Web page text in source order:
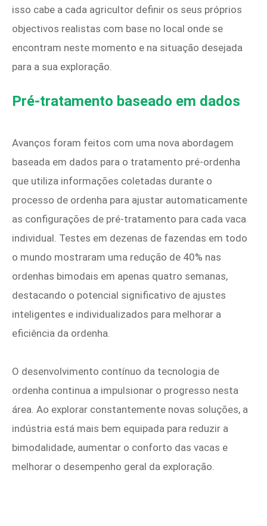
isso cabe a cada agricultor definir os seus próprios
objectivos realistas com base no local onde se
encontram neste momento e na situação desejada
para a sua exploração.
Pré-tratamento baseado em dados
Avanços foram feitos com uma nova abordagem
baseada em dados para o tratamento pré-ordenha
que utiliza informações coletadas durante o
processo de ordenha para ajustar automaticamente
as configurações de pré-tratamento para cada vaca
individual. Testes em dezenas de fazendas em todo
o mundo mostraram uma redução de 40% nas
ordenhas bimodais em apenas quatro semanas,
destacando o potencial significativo de ajustes
inteligentes e individualizados para melhorar a
eficiência da ordenha.
O desenvolvimento contínuo da tecnologia de
ordenha continua a impulsionar o progresso nesta
área. Ao explorar constantemente novas soluções, a
indústria está mais bem equipada para reduzir a
bimodalidade, aumentar o conforto das vacas e
melhorar o desempenho geral da exploração.